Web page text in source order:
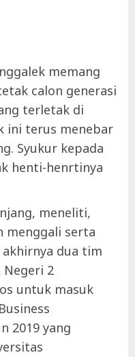
memang
calon generasi
terletak di
ini terus menebar
Syukur kepada
henti-henrtinya
meneliti,
menggali serta
dua tim
Negeri 2
untuk masuk
2019 yang